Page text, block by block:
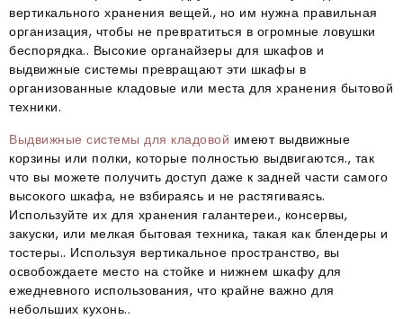
вертикального хранения вещей., но им нужна правильная
организация, чтобы не превратиться в огромные ловушки
беспорядка.. Высокие органайзеры для шкафов и
выдвижные системы превращают эти шкафы в
организованные кладовые или места для хранения бытовой
техники.​
Выдвижные системы для кладовой имеют выдвижные
корзины или полки, которые полностью выдвигаются., так
что вы можете получить доступ даже к задней части самого
высокого шкафа, не взбираясь и не растягиваясь.
Используйте их для хранения галантереи., консервы,
закуски, или мелкая бытовая техника, такая как блендеры и
тостеры.. Используя вертикальное пространство, вы
освобождаете место на стойке и нижнем шкафу для
ежедневного использования, что крайне важно для
небольших кухонь..